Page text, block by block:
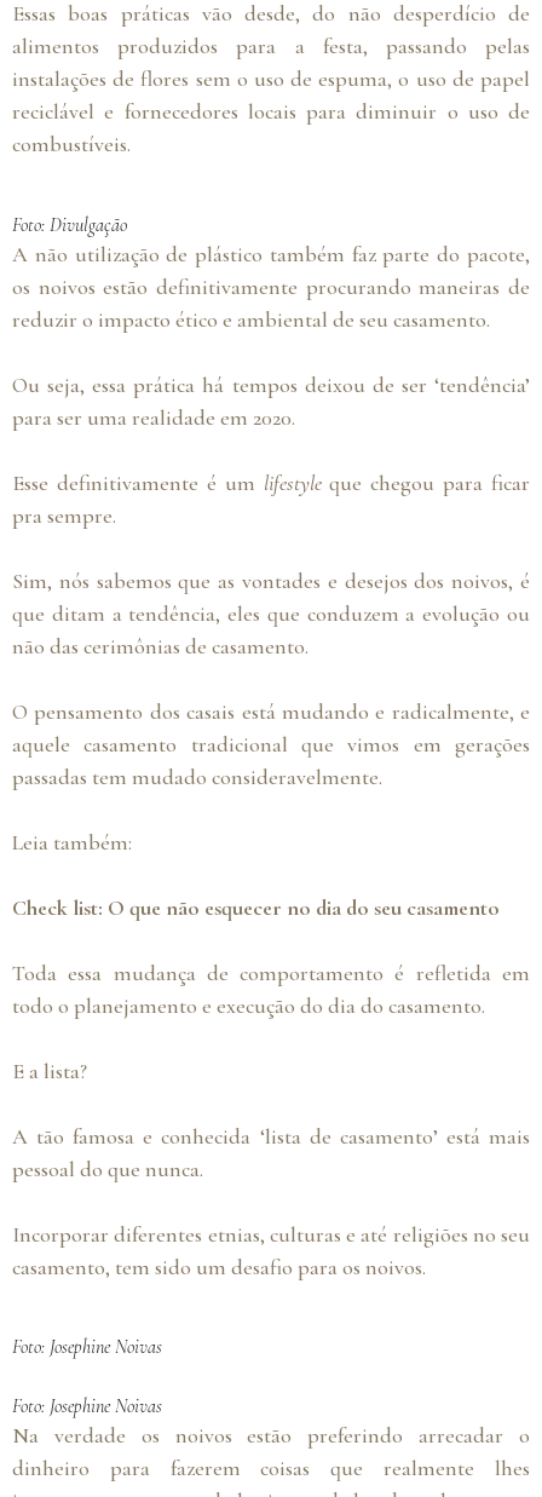
Essas boas práticas vão desde, do não desperdício de
alimentos produzidos para a festa, passando pelas
instalações de flores sem o uso de espuma, o uso de papel
reciclável e fornecedores locais para diminuir o uso de
combustíveis.
Foto: Divulgação
A não utilização de plástico também faz parte do pacote,
os noivos estão definitivamente procurando maneiras de
reduzir o impacto ético e ambiental de seu casamento.
Ou seja, essa prática há tempos deixou de ser ‘tendência’
para ser uma realidade em 2020.
Esse definitivamente é um lifestyleque chegou para ficar
pra sempre.
Sim, nós sabemos que as vontades e desejos dos noivos, é
que ditam a tendência, eles que conduzem a evolução ou
não das cerimônias de casamento.
O pensamento dos casais está mudando e radicalmente, e
aquele casamento tradicional que vimos em gerações
passadas tem mudado consideravelmente.
Leia também:
Check list: O que não esquecer no dia do seu casamento
Toda essa mudança de comportamento é refletida em
todo o planejamento e execução do dia do casamento.
E a lista?
A tão famosa e conhecida ‘lista de casamento’ está mais
pessoal do que nunca.
Incorporar diferentes etnias, culturas e até religiões no seu
casamento, tem sido um desafio para os noivos.
Foto: Josephine Noivas
Foto: Josephine Noivas
Na verdade os noivos estão preferindo arrecadar o
dinheiro para fazerem coisas que realmente lhes